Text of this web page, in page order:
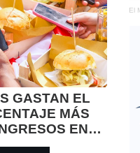
GASTAN EL
MÁS
EN
El